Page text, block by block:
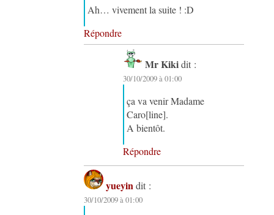
Ah… vivement la suite ! :D
Répondre
Mr Kiki dit :
30/10/2009 à 01:00
ça va venir Madame
Caro[line].
A bientôt.
Répondre
yueyin dit :
30/10/2009 à 01:00